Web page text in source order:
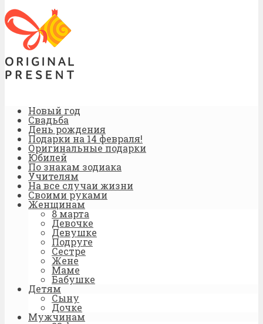
Новый год
Свадьба
День рождения
Подарки на 14 февраля!
Оригинальные подарки
Юбилей
По знакам зодиака
Учителям
На все случаи жизни
Своими руками
Женщинам
8 марта
Девочке
Девушке
Подруге
Сестре
Жене
Маме
Бабушке
Детям
Сыну
Дочке
Мужчинам